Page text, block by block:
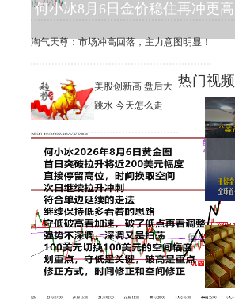
淘气天尊：市场冲高回落，主力意图明显！
美股创新高 盘后大
跳水 今天怎么走
热门视频
何小冰8月6日金价稳住再冲更高
8月6日（复盘）黄金短线冲高
回落
王煜全：特斯拉有望成为全球
首个10万亿美元公司
黄金大涨，一夜变天；有人又